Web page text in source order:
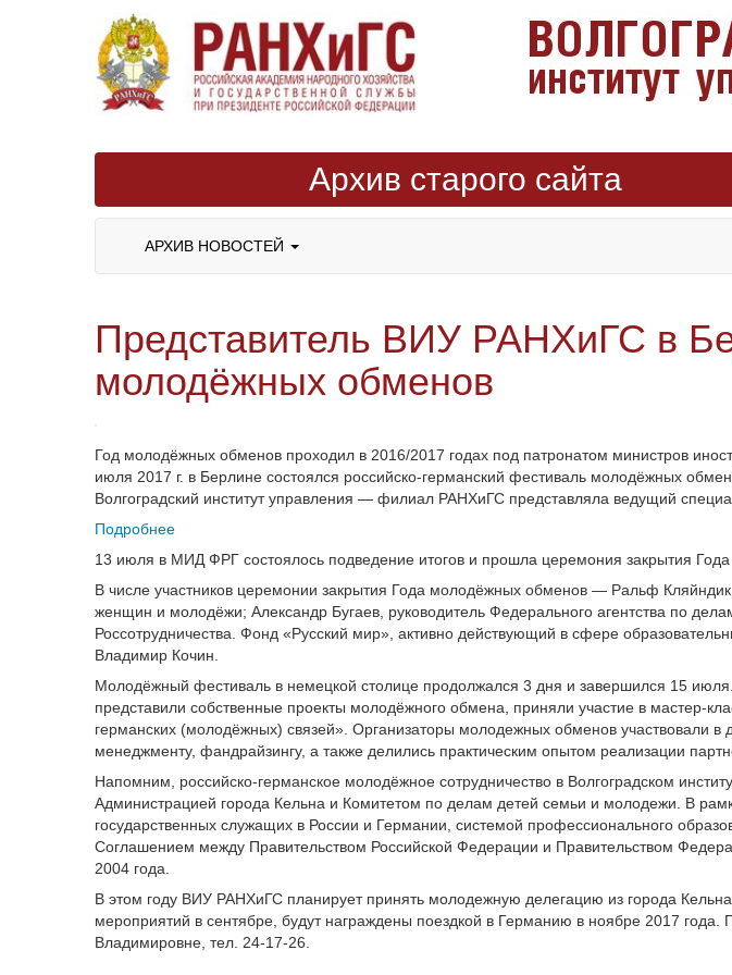
Архив старого сайта
АРХИВ НОВОСТЕЙ
Представитель ВИУ РАНХиГС в
молодёжных обменов
Год молодёжных обменов проходил в 2016/2017 годах под патронатом министров
июля 2017 г. в Берлине состоялся российско-германский фестиваль молодёжных
Волгоградский институт управления — филиал РАНХиГС представляла ведущий
Подробнее
13 июля в МИД ФРГ состоялось подведение итогов и прошла церемония закрытия
В числе участников церемонии закрытия Года молодёжных обменов — Ральф
женщин и молодёжи; Александр Бугаев, руководитель Федерального агентства по
Россотрудничества. Фонд «Русский мир», активно действующий в сфере
Владимир Кочин.
Молодёжный фестиваль в немецкой столице продолжался 3 дня и завершился 15
представили собственные проекты молодёжного обмена, приняли участие в мастер-
германских (молодёжных) связей». Организаторы молодежных обменов участвовали
менеджменту, фандрайзингу, а также делились практическим опытом реализации
Напомним, российско-германское молодёжное сотрудничество в Волгоградском
Администрацией города Кельна и Комитетом по делам детей семьи и молодежи. В
государственных служащих в России и Германии, системой профессионального
Соглашением между Правительством Российской Федерации и Правительством
2004 года.
В этом году ВИУ РАНХиГС планирует принять молодежную делегацию из города
мероприятий в сентябре, будут награждены поездкой в Германию в ноябре 2017
Владимировне, тел. 24-17-26.